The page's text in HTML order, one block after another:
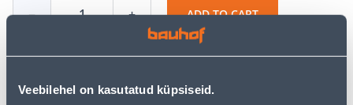
Veebilehel on kasutatud küpsiseid.
− + ADD TO CART
See availability